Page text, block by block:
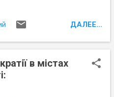
як застосовувались в
на початку 2017 рр. ключові
а саме: громадські
громадські ради, органи
ОСН) та електронні
механізми регламентовані
ДАЛЕЕ...
в містах